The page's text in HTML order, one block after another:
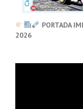
PORTADA
2026